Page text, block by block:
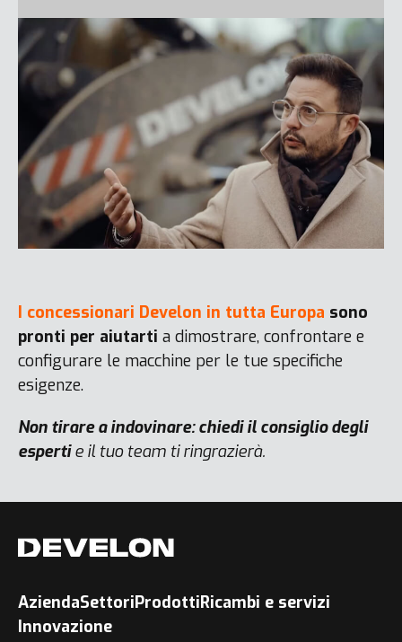
I concessionari Develon in tutta Europa sono
pronti per aiutarti a dimostrare, confrontare e
configurare le macchine per le tue specifiche
esigenze.
Non tirare a indovinare: chiedi il consiglio degli
espertie il tuo team ti ringrazierà.
AziendaSettoriProdottiRicambi e servizi
Innovazione